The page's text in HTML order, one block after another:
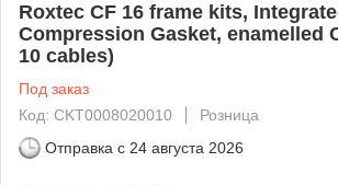
Roxtec CF 16 frame kits,
Compression Gasket, enamelled
10 cables)
Под заказ
Код: CKT0008020010
Розница
Отправка с 24 августа 2026